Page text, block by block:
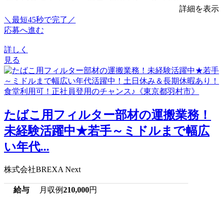
詳細を表示
＼最短45秒で完了／
応募へ進む
詳しく
見る
たばこ用フィルター部材の運搬業務！
未経験活躍中★若手～ミドルまで幅広
い年代...
株式会社BREXA Next
給与 月収例210,000円